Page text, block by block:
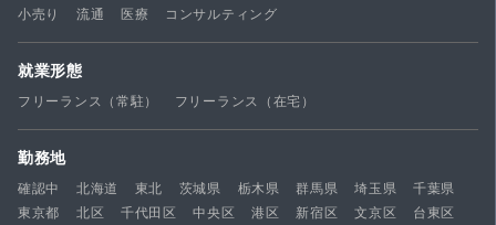
小売り
流通 医療 コンサルティング
就業形態
フリーランス（常駐） フリーランス（在宅）
勤務地
確認中 北海道 東北 茨城県 栃木県 群馬県 埼玉県
千葉県
東京都
北区 千代田区 中央区 港区 新宿区 文京区
台東区